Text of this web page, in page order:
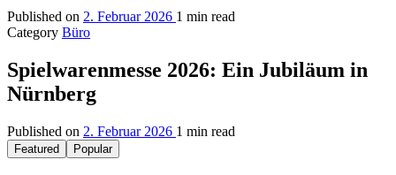
Published on 2. Februar 2026 1 min read
Category Büro
Spielwarenmesse 2026: Ein Jubiläum in
Nürnberg
Published on 2. Februar 2026 1 min read
Featured Popular